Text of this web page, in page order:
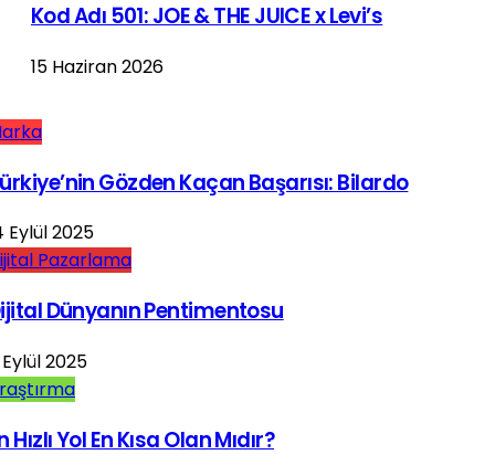
Kod Adı 501: JOE & THE JUICE x Levi’s
15 Haziran 2026
Gözden Kaçan Başarısı: Bilardo
Eylül 2025
Pazarlama
Dünyanın Pentimentosu
2025
Hızlı Yol En Kısa Olan Mıdır?